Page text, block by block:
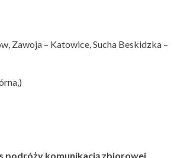
Zawoja – Katowice, Sucha Beskidzka –
podróży komunikacją zbiorowej